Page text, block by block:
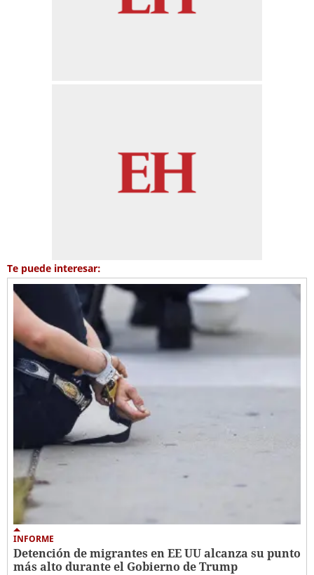
Te puede interesar:
INFORME
Detención de migrantes en EE UU alcanza su punto
más alto durante el Gobierno de Trump